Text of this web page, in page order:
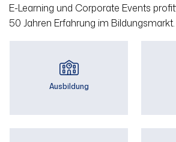
E-Learning und Corporate Events
50 Jahren Erfahrung im Bildungsmarkt.
Ausbildung